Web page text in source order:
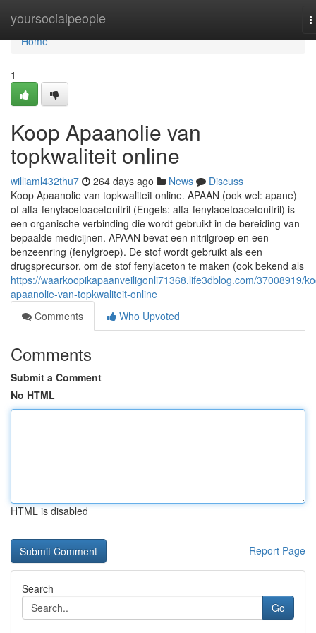
yoursocialpeople
Home
Home
1
Koop Apaanolie van
topkwaliteit online
williaml432thu7 264 days ago News
Discuss
Koop Apaanolie van topkwaliteit online. APAAN (ook wel: apane)
of alfa-fenylacetoacetonitril (Engels: alfa-fenylacetoacetonitril) is
een organische verbinding die wordt gebruikt in de bereiding van
bepaalde medicijnen. APAAN bevat een nitrilgroep en een
benzeenring (fenylgroep). De stof wordt gebruikt als een
drugsprecursor, om de stof fenylaceton te maken (ook bekend als
https://waarkoopikapaanveiligonli71368.life3dblog.com/37008919/
apaanolie-van-topkwaliteit-online
Comments
Who Upvoted
Comments
Submit a Comment
No HTML
HTML is disabled
Report Page
Search
Go